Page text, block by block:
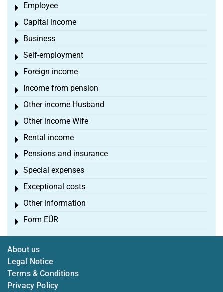
Employee
Toggle menu
Capital income
Toggle menu
Business
Toggle menu
Self-employment
Toggle menu
Foreign income
Toggle menu
Income from pension
Toggle menu
Other income Husband
Toggle menu
Other income Wife
Toggle menu
Rental income
Toggle menu
Pensions and insurance
Toggle menu
Special expenses
Toggle menu
Exceptional costs
Toggle menu
Other information
Toggle menu
Form EÜR
Toggle menu
About us
Legal Notice
Terms & Conditions
Privacy Policy